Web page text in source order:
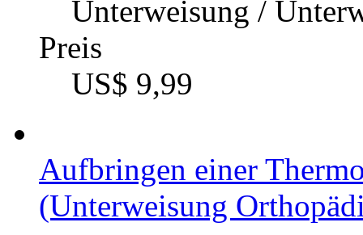
Unterweisung /
Preis
US$ 9,99
Aufbringen einer
(Unterweisung